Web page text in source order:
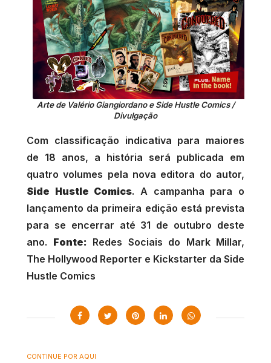
Arte de Valério Giangiordano e Side Hustle Comics /
Divulgação
Com classificação indicativa para maiores
de 18 anos, a história será publicada em
quatro volumes pela nova editora do autor,
Side Hustle Comics. A campanha para o
lançamento da primeira edição está prevista
para se encerrar até 31 de outubro deste
ano. Fonte: Redes Sociais do Mark Millar,
The Hollywood Reporter e Kickstarter da Side
Hustle Comics
CONTINUE POR AQUI